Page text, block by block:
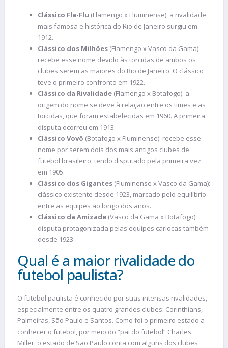
Clássico Fla-Flu (Flamengo x Fluminense): a rivalidade
mais famosa e histórica do Rio de Janeiro surgiu em
1912.
Clássico dos Milhões (Flamengo x Vasco da Gama):
recebe esse nome devido às torcidas de ambos os
clubes serem as maiores do Rio de Janeiro. O clássico
teve o primeiro confronto em 1922.
Clássico da Rivalidade (Flamengo x Botafogo): a
origem do nome se deve à relação entre os times e as
torcidas, que foram estabelecidas em 1960. A primeira
disputa ocorreu em 1913.
Clássico Vovô (Botafogo x Fluminense): recebe esse
nome por serem dois dos mais antigos clubes de
futebol brasileiro, tendo disputado pela primeira vez
em 1905.
Clássico dos Gigantes (Fluminense x Vasco da Gama):
clássico existente desde 1923, marcado pelo equilíbrio
entre as equipes ao longo dos anos.
Clássico da Amizade (Vasco da Gama x Botafogo):
disputa protagonizada pelas equipes cariocas também
desde 1923.
Qual é a maior rivalidade do
futebol paulista?
O futebol paulista é conhecido por suas intensas rivalidades,
especialmente entre os quatro grandes clubes: Corinthians,
Palmeiras, São Paulo e Santos. Como foi o primeiro estado a
conhecer o futebol, por meio do “pai do futebol” Charles
Miller, o estado de São Paulo conta com alguns dos clubes